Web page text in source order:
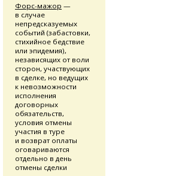
Форс-мажор —
в случае
непредсказуемых
событий (забастовки,
стихийное бедствие
или эпидемия),
независящих от воли
сторон, участвующих
в сделке, но ведущих
к невозможности
исполнения
договорных
обязательств,
условия отмены
участия в туре
и возврат оплаты
оговариваются
отдельно в день
отмены сделки